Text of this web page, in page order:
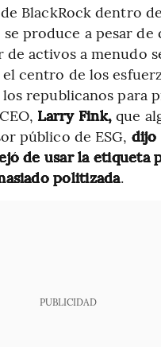
BlackRock dentro
produce a pesar de
activos a menudo
centro de los
republicanos para
Larry Fink, que
público de ESG, dijo
de usar la etiqueta
politizada.
PUBLICIDAD